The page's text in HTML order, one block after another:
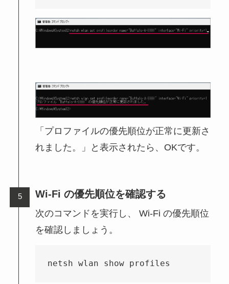
「プロファイルの優先順位が正常に更新さ
れました。」と表示されたら、OKです。
Wi-Fi の優先順位を確認する
次のコマンドを実行し、 Wi-Fi の優先順位
を確認しましょう。
netsh wlan show profiles